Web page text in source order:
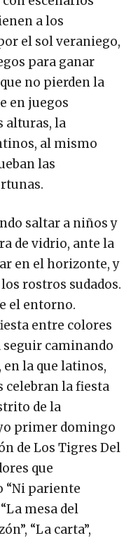
a los
el sol veraniego,
para ganar
no pierden la
en juegos
alturas, la
al mismo
las
saltar a niños y
de vidrio, ante la
en el horizonte, y
rostros sudados.
el entorno.
entre colores
caminando
la que latinos,
la fiesta
de la
primer domingo
de Los Tigres Del
que
“Ni pariente
mesa del
“La carta”,